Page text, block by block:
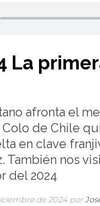
La
afronta el
Colo de Chile
en clave
También nos
del 2024
de 2024 por